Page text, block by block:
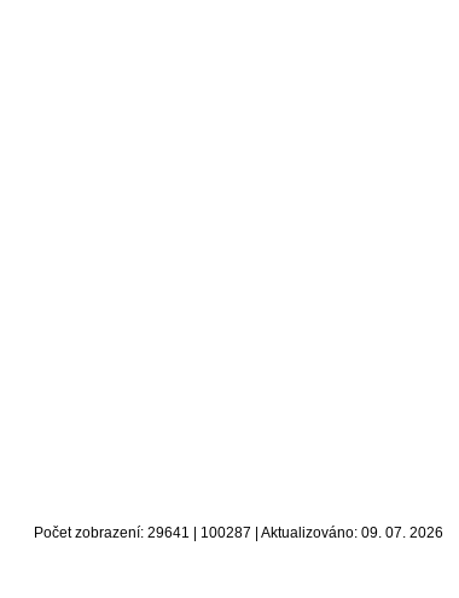
Počet zobrazení: 29641 | 100287 | Aktualizováno: 09. 07. 2026